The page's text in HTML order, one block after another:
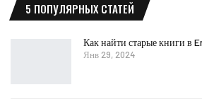
5 ПОПУЛЯРНЫХ СТАТЕЙ
Как найти старые книги в
Янв 29, 2024